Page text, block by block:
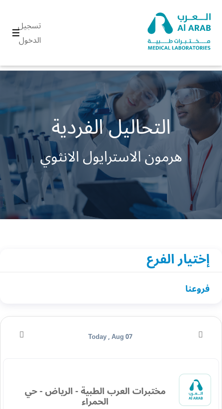
تسجيل
الدخول
التحاليل الفردية
هرمون الاسترايول الانثوي
إختيار الفرع
فروعنا
مختبرات العرب الطبية - الرياض - حي
الحمراء